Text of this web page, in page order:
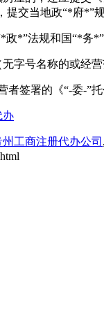
交当地政“*府*”
*”法规和国“*务
字号名称的或经
签署的《“-委-”
办
州工商注册代办公司 ,